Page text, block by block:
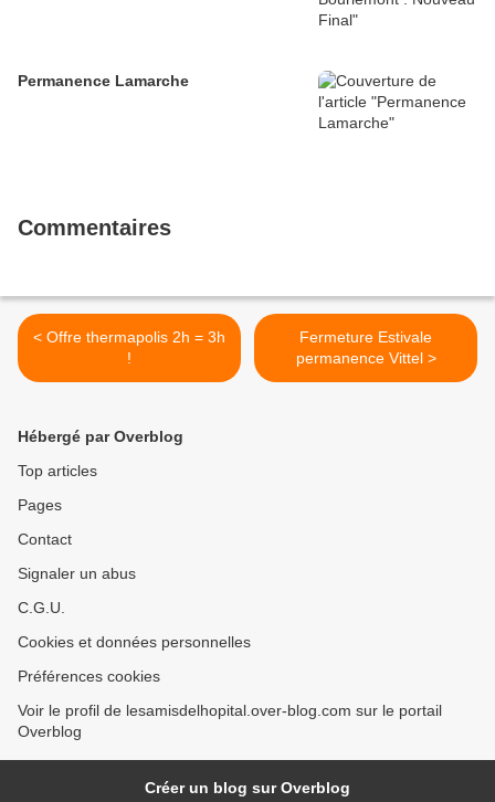
Permanence Lamarche
Commentaires
< Offre thermapolis 2h = 3h
!
Fermeture Estivale
permanence Vittel >
Hébergé par Overblog
Top articles
Pages
Contact
Signaler un abus
C.G.U.
Cookies et données personnelles
Préférences cookies
Voir le profil de lesamisdelhopital.over-blog.com sur le portail
Overblog
Créer un blog sur Overblog